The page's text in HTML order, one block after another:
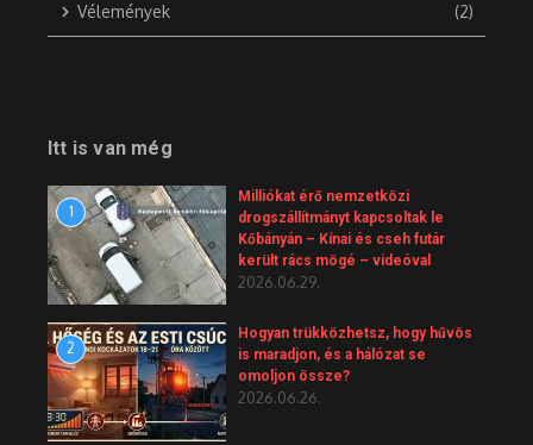
Vélemények (2)
Itt is van még
1
Milliókat érő nemzetközi
drogszállítmányt kapcsoltak le
Kőbányán – Kínai és cseh futár
került rács mögé – videóval
2026.06.29.
2
Hogyan trükközhetsz, hogy hűvös
is maradjon, és a hálózat se
omoljon össze?
2026.06.26.